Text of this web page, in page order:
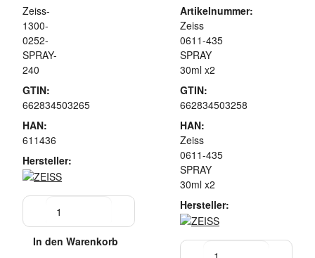
Zeiss-
1300-
0252-
SPRAY-
240
GTIN:
662834503265
HAN:
611436
Hersteller:
In den Warenkorb
Artikelnummer:
Zeiss
0611-435
SPRAY
30ml x2
GTIN:
662834503258
HAN:
Zeiss
0611-435
SPRAY
30ml x2
Hersteller: